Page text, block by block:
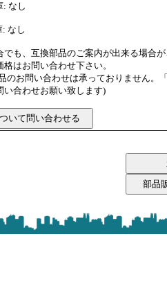
: なし
なし
でも、互換部品のご案内が出来る場合
はお問い合わせ下さい。
のお問い合わせは承っておりません。
い合わせお願い致します)